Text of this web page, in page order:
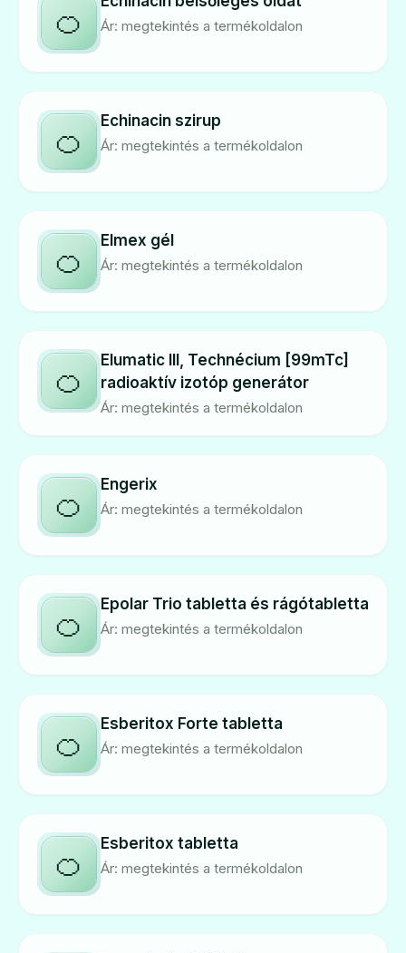
🍊 Ár: megtekintés a termékoldalon
🍊
Echinacin szirup
Ár: megtekintés a termékoldalon
🍊
Elmex gél
Ár: megtekintés a termékoldalon
🍊
Elumatic III, Technécium [99mTc]
radioaktív izotóp generátor
Ár: megtekintés a termékoldalon
🍊
Engerix
Ár: megtekintés a termékoldalon
🍊
Epolar Trio tabletta és rágótabletta
Ár: megtekintés a termékoldalon
🍊
Esberitox Forte tabletta
Ár: megtekintés a termékoldalon
🍊
Esberitox tabletta
Ár: megtekintés a termékoldalon